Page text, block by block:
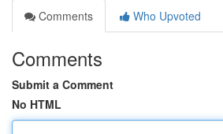
Comments
Who Upvoted
Comments
Submit a Comment
No HTML